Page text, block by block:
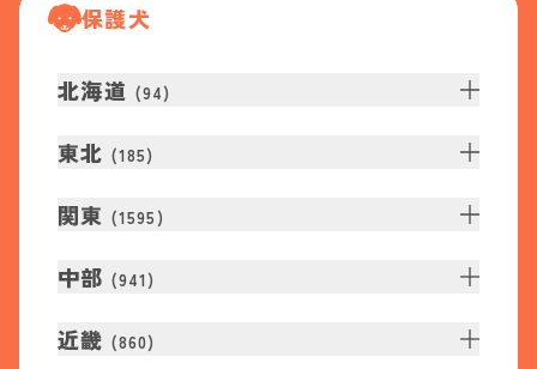
保護犬
北海道 (94)
東北 (185)
関東 (1595 )
中部 (941 )
近畿 (860)